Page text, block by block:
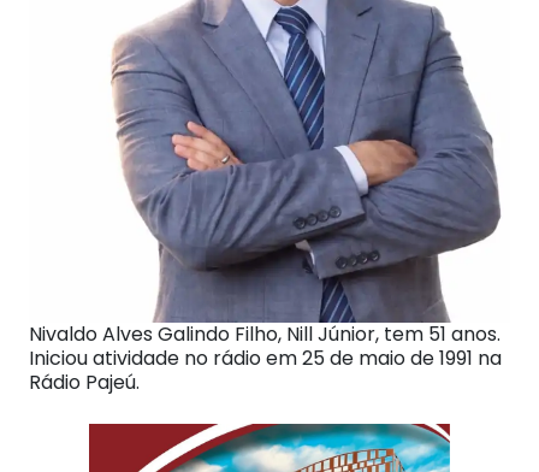
Nivaldo Alves Galindo Filho, Nill Júnior, tem 51 anos.
Iniciou atividade no rádio em 25 de maio de 1991 na
Rádio Pajeú.